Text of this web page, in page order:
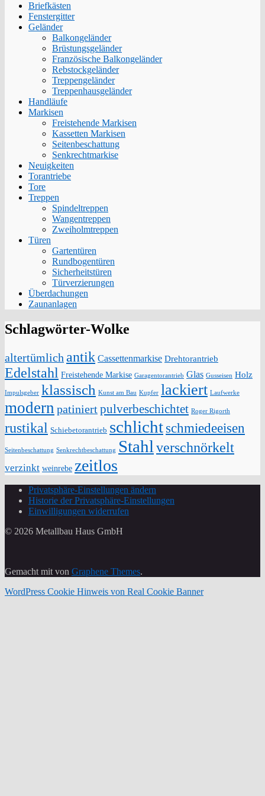
Briefkästen
Fenstergitter
Geländer
Balkongeländer
Brüstungsgeländer
Französische Balkongeländer
Rebstockgeländer
Treppengeländer
Treppenhausgeländer
Handläufe
Markisen
Freistehende Markisen
Kassetten Markisen
Seitenbeschattung
Senkrechtmarkise
Neuigkeiten
Torantriebe
Tore
Treppen
Spindeltreppen
Wangentreppen
Zweiholmtreppen
Türen
Gartentüren
Rundbogentüren
Sicherheitstüren
Türverzierungen
Überdachungen
Zaunanlagen
Schlagwörter-Wolke
altertümlichantik Cassettenmarkise Drehtorantrieb
Edelstahl Freistehende Markise Garagentorantrieb Glas Gusseisen Holz
Impulsgeber klassisch Kunst am Bau Kupfer lackiert Laufwerke
modern patiniertpulverbeschichtet Roger Rigorth
rustikal Schiebetorantrieb schlichtschmiedeeisen
Seitenbeschattung Senkrechtbeschattung Stahl verschnörkelt
verzinkt weinrebe zeitlos
Privatsphäre-Einstellungen ändern
Historie der Privatsphäre-Einstellungen
Einwilligungen widerrufen
© 2026 Metallbau Haus GmbH
Gemacht mit von Graphene Themes.
WordPress Cookie Hinweis von Real Cookie Banner